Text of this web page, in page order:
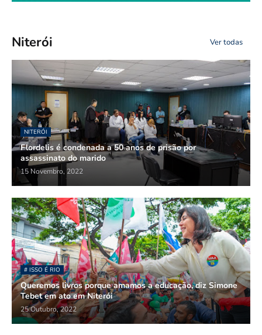
Niterói Ver todas
NITERÓI
Flordelis é condenada a 50 anos de prisão por
assassinato do marido
15 Novembro, 2022
# ISSO É RIO
Queremos livros porque amamos a educação, diz Simone
Tebet em ato em Niterói
25 Outubro, 2022